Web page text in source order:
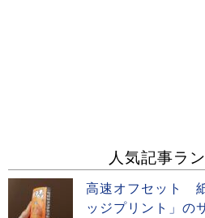
人気記事ラ
高速オフセット
ッジプリント」